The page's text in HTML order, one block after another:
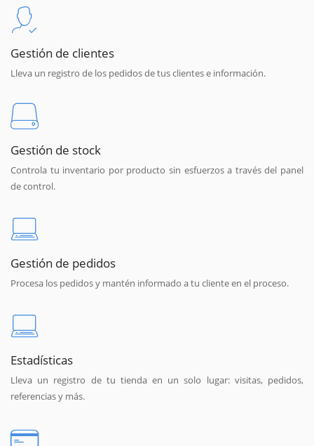
Gestión de clientes
Lleva un registro de los pedidos de tus clientes e información.
Gestión de stock
Controla tu inventario por producto sin esfuerzos a través del panel
de control.
Gestión de pedidos
Procesa los pedidos y mantén informado a tu cliente en el proceso.
Estadísticas
Lleva un registro de tu tienda en un solo lugar: visitas, pedidos,
referencias y más.